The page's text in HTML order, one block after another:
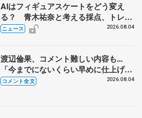
AIはフィギュアスケートをどう変え
る？ 青木祐奈と考える採点、トレー
ニングの未来
ニュース 2026.08.04
渡辺倫果、コメント難しい内容も...
「今までにないくらい早めに仕上げら
れている」 【アジアンオープントロ
コメント全文 2026.08.04